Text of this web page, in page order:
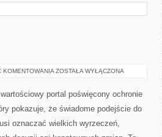
KOMENTOWANIA ZRÓWNOWAŻONA
ZOSTAŁA WYŁĄCZONA
wartościowy portal poświęcony ochronie
pokazuje, że świadome podejście do
oznaczać wielkich wyrzeczeń,